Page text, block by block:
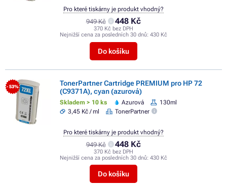
949 Kč 448 Kč
370 Kč bez DPH
Nejnižší cena za posledních 30 dnů: 430 Kč
Do košíku
Pro které tiskárny je produkt vhodný?
- 53%
TonerPartner Cartridge PREMIUM pro HP 72
(C9371A), cyan (azurová)
Skladem > 10 ks Azurová
130ml
3,45 Kč / ml
TonerPartner
949 Kč 448 Kč
370 Kč bez DPH
Nejnižší cena za posledních 30 dnů: 430 Kč
Do košíku
Pro které tiskárny je produkt vhodný?